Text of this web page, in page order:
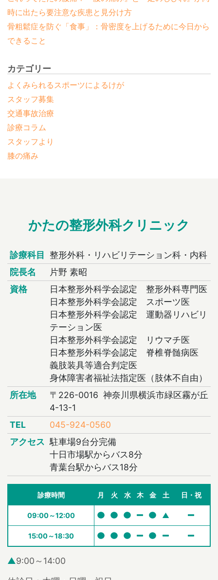
時に出たら要注意な疾患と見分け方
骨粗鬆症を防ぐ「食事」：骨密度を上げるために今日から
できること
カテゴリー
よくみられるスポーツによるけが
スタッフより
スタッフ募集
交通事故治療
膝の痛み
診療コラム
かたの整形外科クリニック
診療科目
整形外科・リハビリテーション科・内科
院長名
片野 素昭
資格
日本整形外科学会認定 整形外科専門医
日本整形外科学会認定 スポーツ医
日本整形外科学会認定 運動器リハビリ
テーション医
日本整形外科学会認定 リウマチ医
日本整形外科学会認定 脊椎脊髄病医
義肢装具等適合判定医
身体障害者福祉法指定医（肢体不自由）
所在地
〒226-0016 神奈川県横浜市緑区霧が丘
4-13-1
TEL
045-924-0560
アクセス 駐車場9台分完備
十日市場駅からバス8分
青葉台駅からバス18分
診療時間 月 火 水 木 金 土 日・祝
09:00～12:00 ▲
15:00～18:30
▲9:00～14:00